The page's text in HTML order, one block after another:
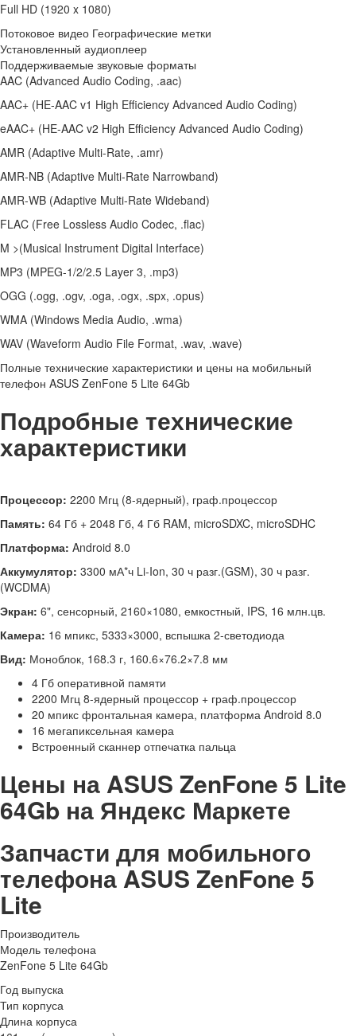
Full HD (1920 x 1080)
Потоковое видео Географические метки
Установленный аудиоплеер
Поддерживаемые звуковые форматы
AAC (Advanced Audio Coding, .aac)
AAC+ (HE-AAC v1 High Efficiency Advanced Audio Coding)
eAAC+ (HE-AAC v2 High Efficiency Advanced Audio Coding)
AMR (Adaptive Multi-Rate, .amr)
AMR-NB (Adaptive Multi-Rate Narrowband)
AMR-WB (Adaptive Multi-Rate Wideband)
FLAC (Free Lossless Audio Codec, .flac)
M >(Musical Instrument Digital Interface)
MP3 (MPEG-1/2/2.5 Layer 3, .mp3)
OGG (.ogg, .ogv, .oga, .ogx, .spx, .opus)
WMA (Windows Media Audio, .wma)
WAV (Waveform Audio File Format, .wav, .wave)
Полные технические характеристики и цены на мобильный
телефон ASUS ZenFone 5 Lite 64Gb
Подробные технические
характеристики
Процессор: 2200 Мгц (8-ядерный), граф.процессор
Память: 64 Гб + 2048 Гб, 4 Гб RAM, microSDXC, microSDHC
Платформа: Android 8.0
Аккумулятор: 3300 мА*ч Li-Ion, 30 ч разг.(GSM), 30 ч разг.
(WCDMA)
Экран: 6", сенсорный, 2160×1080, емкостный, IPS, 16 млн.цв.
Камера: 16 мпикс, 5333×3000, вспышка 2-светодиода
Вид: Моноблок, 168.3 г, 160.6×76.2×7.8 мм
4 Гб оперативной памяти
2200 Мгц 8-ядерный процессор + граф.процессор
20 мпикс фронтальная камера, платформа Android 8.0
16 мегапиксельная камера
Встроенный сканнер отпечатка пальца
Цены на ASUS ZenFone 5 Lite
64Gb на Яндекс Маркете
Запчасти для мобильного
телефона ASUS ZenFone 5
Lite
Производитель
Модель телефона
ZenFone 5 Lite 64Gb
Год выпуска
Тип корпуса
Длина корпуса